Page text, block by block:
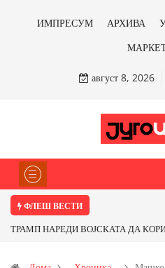
ИМПРЕСУМ АРХИВА
август 8, 2026
ФЛЕШ ВЕСТИ
ТРАМП НАРЕДИ ВОЈСКАТА ДА